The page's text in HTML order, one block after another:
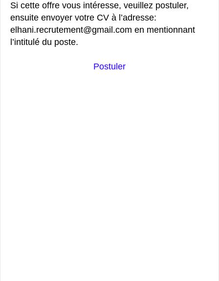
Si cette offre vous intéresse, veuillez postuler,
ensuite envoyer votre CV à l’adresse:
elhani.recrutement@gmail.com en mentionnant
l’intitulé du poste.
Postuler